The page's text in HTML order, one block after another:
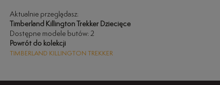
Aktualnie przeglądasz:
Timberland Killington Trekker Dziecięce
Dostępne modele butów: 2
Powrót do kolekcji
TIMBERLAND KILLINGTON TREKKER